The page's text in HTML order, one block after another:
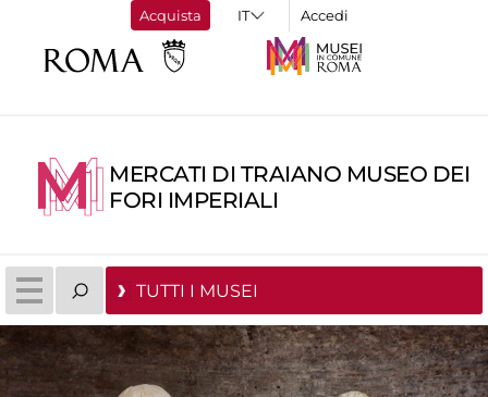
Acquista Accedi
MERCATI DI TRAIANO MUSEO DEI
FORI IMPERIALI
TUTTI I MUSEI